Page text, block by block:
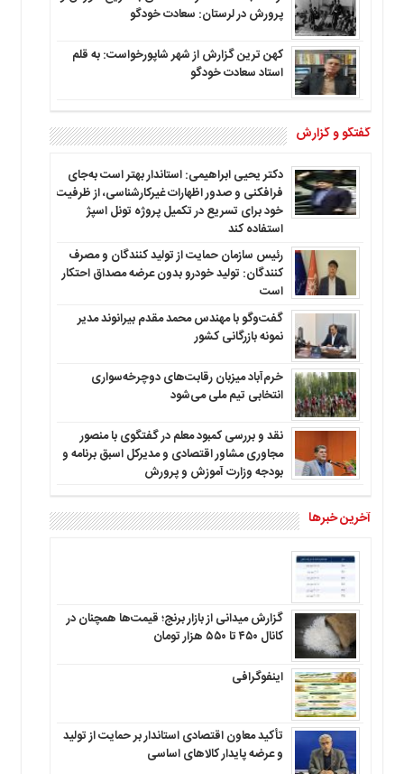
پرورش در لرستان: سعادت خودگو
کهن ترین گزارش از شهر شاپورخواست: به قلم
استاد سعادت خودگو
گفتگو و گزارش
دکتر یحیی ابراهیمی: استاندار بهتر است به‌جای
فرافکنی و صدور اظهارات غیرکارشناسی، از ظرفیت
خود برای تسریع در تکمیل پروژه تونل اسپژ
استفاده کند
رئیس سازمان حمایت از تولید کنندگان و مصرف
کنندگان: تولید خودرو بدون عرضه مصداق احتکار
است
گفت‌وگو با مهندس محمد مقدم بیرانوند مدیر
نمونه بازرگانی کشور
خرم‌آباد میزبان رقابت‌های دوچرخه‌سواری
انتخابی تیم ملی می‌شود
نقد و بررسی کمبود معلم در گفتگوی با منصور
مجاوری مشاور اقتصادی و مدیرکل اسبق برنامه و
بودجه وزارت آموزش و پرورش
آخرین خبرها
گزارش میدانی از بازار برنج؛ قیمت‌ها همچنان در
کانال ۴۵۰ تا ۵۵۰ هزار تومان
اینفوگرافی
تأکید معاون اقتصادی استاندار بر حمایت از تولید
و عرضه پایدار کالاهای اساسی